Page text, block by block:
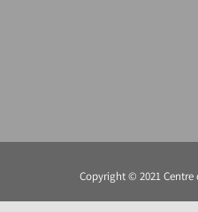
Copyright © 2021 Centre